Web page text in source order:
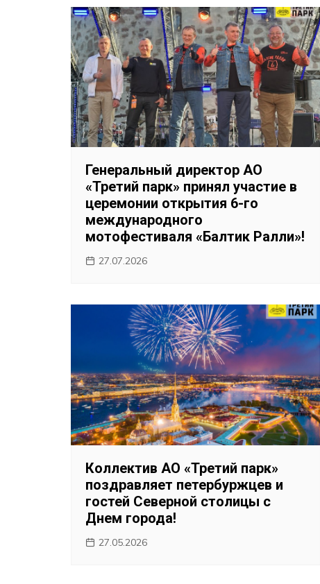
Генеральный директор АО
«Третий парк» принял участие в
церемонии открытия 6-го
международного
мотофестиваля «Балтик Ралли»!
27.07.2026
Коллектив АО «Третий парк»
поздравляет петербуржцев и
гостей Северной столицы с
Днем города!
27.05.2026